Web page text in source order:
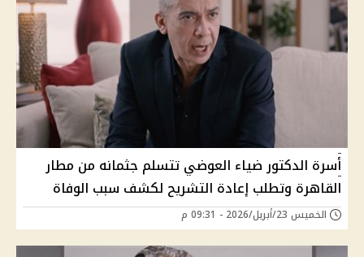
أسرة الدكتور ضياء العوضي تتسلم جثمانه من مطار
القاهرة وتطلب إعادة التشريح لكشف سبب الوفاة
الخميس 23/أبريل/2026 - 09:31 م